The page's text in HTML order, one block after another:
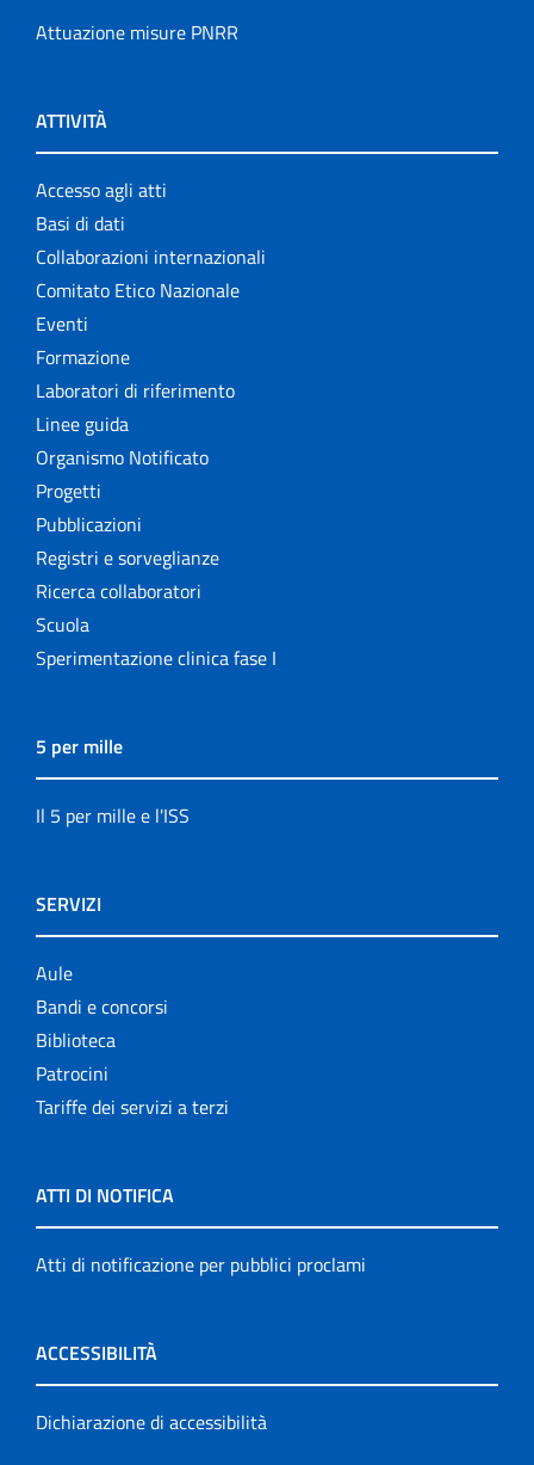
Attuazione misure PNRR
ATTIVITÀ
Accesso agli atti
Basi di dati
Collaborazioni internazionali
Comitato Etico Nazionale
Eventi
Formazione
Laboratori di riferimento
Linee guida
Organismo Notificato
Progetti
Pubblicazioni
Registri e sorveglianze
Ricerca collaboratori
Scuola
Sperimentazione clinica fase I
5 per mille
Il 5 per mille e l'ISS
SERVIZI
Aule
Bandi e concorsi
Biblioteca
Patrocini
Tariffe dei servizi a terzi
ATTI DI NOTIFICA
Atti di notificazione per pubblici proclami
ACCESSIBILITÀ
Dichiarazione di accessibilità